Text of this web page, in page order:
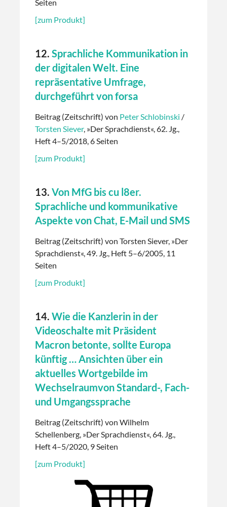
Seiten
[zum Produkt]
12. Sprachliche Kommunikation in
der digitalen Welt. Eine
repräsentative Umfrage,
durchgeführt von forsa
Beitrag (Zeitschrift) von Peter Schlobinski /
Torsten Siever, »Der Sprachdienst«, 62. Jg.,
Heft 4–5/2018, 6 Seiten
[zum Produkt]
13. Von MfG bis cu l8er.
Sprachliche und kommunikative
Aspekte von Chat, E-Mail und SMS
Beitrag (Zeitschrift) von Torsten Siever, »Der
Sprachdienst«, 49. Jg., Heft 5–6/2005, 11
Seiten
[zum Produkt]
14. Wie die Kanzlerin in der
Videoschalte mit Präsident
Macron betonte, sollte Europa
künftig … Ansichten über ein
aktuelles Wortgebilde im
Wechselraumvon Standard-, Fach-
und Umgangssprache
Beitrag (Zeitschrift) von Wilhelm
Schellenberg, »Der Sprachdienst«, 64. Jg.,
Heft 4–5/2020, 9 Seiten
[zum Produkt]